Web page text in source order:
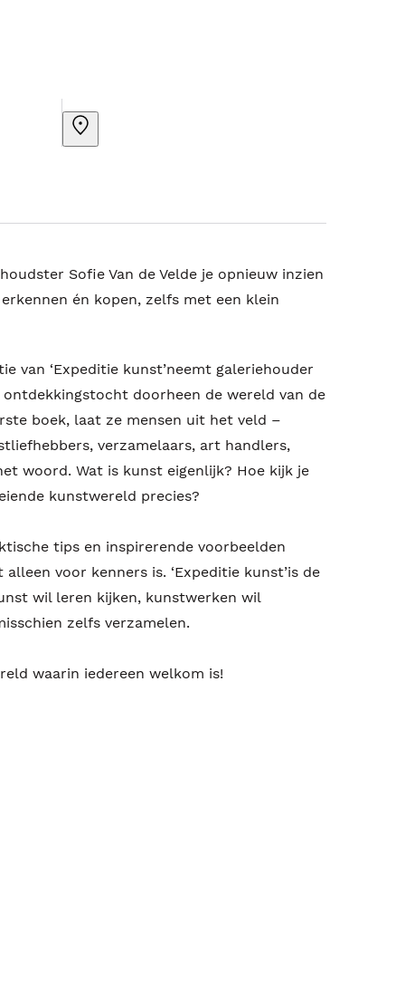
Sofie Van de Velde je opnieuw inzien
én kopen, zelfs met een klein
van ‘Expeditie kunst’neemt galeriehouder
ontdekkingstocht doorheen de wereld van de
boek, laat ze mensen uit het veld –
verzamelaars, art handlers,
woord. Wat is kunst eigenlijk? Hoe kijk je
kunstwereld precies?
tips en inspirerende voorbeelden
voor kenners is. ‘Expeditie kunst’is de
wil leren kijken, kunstwerken wil
zelfs verzamelen.
waarin iedereen welkom is!